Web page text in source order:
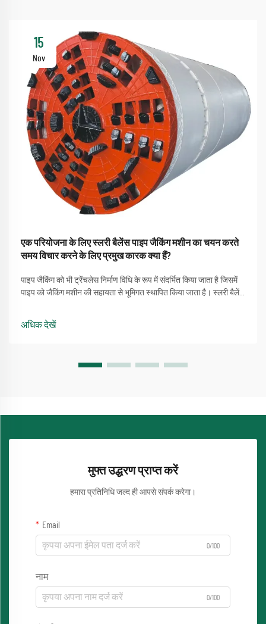
15
Nov
एक परियोजना के लिए स्लरी बैलेंस पाइप जैकिंग मशीन का चयन करते
समय विचार करने के लिए प्रमुख कारक क्या हैं?
पाइप जैकिंग को भी ट्रेंचलेस निर्माण विधि के रूप में संदर्भित किया जाता है जिसमें
पाइप को जैकिंग मशीन की सहायता से भूमिगत स्थापित किया जाता है। स्लरी बैलेंस
कर सकती है, और इसे प्रगति के लिए बड़े पैमाने पर उपयोग किया जाता है ...
अधिक देखें
मुफ्त उद्धरण प्राप्त करें
हमारा प्रतिनिधि जल्द ही आपसे संपर्क करेगा।
Email
0/100
नाम
0/100